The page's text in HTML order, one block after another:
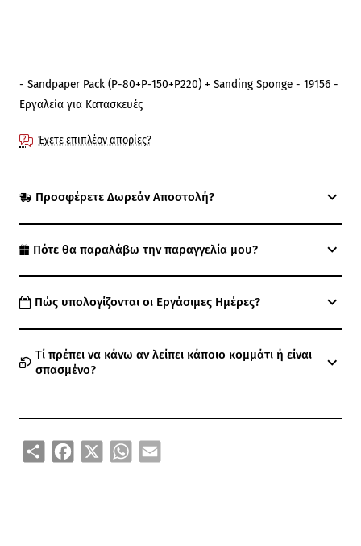
- Sandpaper Pack (P-80+P-150+P220) + Sanding Sponge - 19156 -
Εργαλεία για Κατασκευές
Έχετε επιπλέον απορίες?
Προσφέρετε Δωρεάν Αποστολή?
Πότε θα παραλάβω την παραγγελία μου?
Πώς υπολογίζονται οι Εργάσιμες Ημέρες?
Τί πρέπει να κάνω αν λείπει κάποιο κομμάτι ή είναι
σπασμένο?
Share Facebook
X WhatsAppEmail